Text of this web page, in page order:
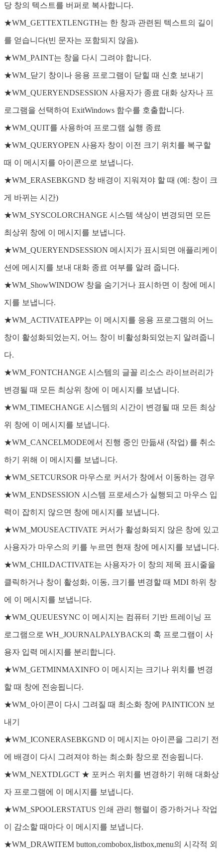
당 창의 텍스트를 버퍼로 복사합니다.
★WM_GETTEXTLENGTH는 한 창과 관련된 텍스트의 길이
를 얻습니다(빈 문자는 포함되지 않음).
★WM_PAINT는 창을 다시 그려야 합니다.
★WM_닫기 창이나 응용 프로그램이 닫힐 때 신호 보내기
★WM_QUERYENDSESSION 사용자가 종료 대화 상자나 프
로그램을 선택하여 ExitWindows 함수를 호출합니다.
★WM_QUIT를 사용하여 프로그램 실행 종료
★WM_QUERYOPEN 사용자 창이 이전 크기 위치를 복구할
때 이 메시지를 아이콘으로 보냅니다.
★WM_ERASEBKGND 창 배경이 지워져야 할 때 (예: 창이 크
게 바뀌는 시간)
★WM_SYSCOLORCHANGE 시스템 색상이 변경되면 모든
최상위 창에 이 메시지를 보냅니다.
★WM_QUERYENDSESSION 메시지가 표시되면 애플리케이
션에 메시지를 보내 대화 종료 여부를 알려 줍니다.
★WM_ShowWINDOW 창을 숨기거나 표시하면 이 창에 메시
지를 보냅니다.
★WM_ACTIVATEAPP는 이 메시지를 응용 프로그램의 어느
창이 활성화되었는지, 어느 창이 비활성화되었는지 알려줍니
다.
★WM_FONTCHANGE 시스템의 글꼴 리소스 라이브러리가
변경될 때 모든 최상위 창에 이 메시지를 보냅니다.
★WM_TIMECHANGE 시스템의 시간이 변경될 때 모든 최상
위 창에 이 메시지를 보냅니다.
★WM_CANCELMODE에서 진행 중인 만듦새 (작업) 를 취소
하기 위해 이 메시지를 보냅니다.
★WM_SETCURSOR 마우스로 커서가 창에서 이동하는 경우
★WM_ENDSESSION 시스템 프로세스가 실행되고 마우스 입
력이 잡히지 않으면 창에 메시지를 보냅니다.
★WM_MOUSEACTIVATE 커서가 활성화되지 않은 창에 있고
사용자가 마우스의 키를 누르면 현재 창에 메시지를 보냅니다.
★WM_CHILDACTIVATE는 사용자가 이 창의 제목 표시줄을
클릭하거나 창이 활성화, 이동, 크기를 변경할 때 MDI 하위 창
에 이 메시지를 보냅니다.
★WM_QUEUESYNC 이 메시지는 컴퓨터 기반 트레이닝 프
로그램으로 WH_JOURNALPALYBACK의 훅 프로그램이 사
용자 입력 메시지를 분리합니다.
★WM_GETMINMAXINFO 이 메시지는 크기나 위치를 변경
할 때 창에 전송됩니다.
★WM_아이콘이 다시 그려질 때 최소화 창에 PAINTICON 보
내기
★WM_ICONERASEBKGND 이 메시지는 아이콘을 그리기 전
에 배경이 다시 그려져야 하는 최소화 창으로 전송됩니다.
★WM_NEXTDLGCT ★ 포커스 위치를 변경하기 위해 대화상
자 프로그램에 이 메시지를 보냅니다.
★WM_SPOOLERSTATUS 인쇄 관리 행렬이 증가하거나 작업
이 감소할 때마다 이 메시지를 보냅니다.
★WM_DRAWITEM button,combobox,listbox,menu의 시각적 외